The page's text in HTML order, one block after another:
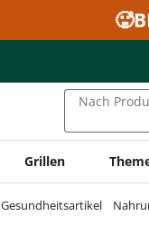
Nach
Grillen
Gesundheitsartikel